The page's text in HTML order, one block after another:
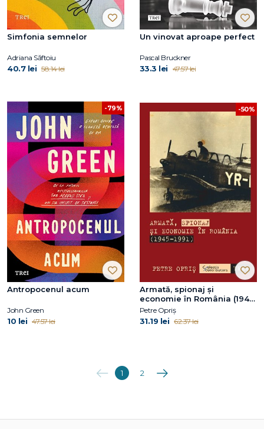
Simfonia semnelor
Adriana Săftoiu
40.7 lei 58.14 lei
Un vinovat aproape perfect
Pascal Bruckner
33.3 lei 47.57 lei
-79%
Antropocenul acum
John Green
10 lei 47.57 lei
-50%
Armată, spionaj și
economie în România (1945-
1991)
Petre Opriș
31.19 lei 62.37 lei
Anterioara
1 2 Următoarea